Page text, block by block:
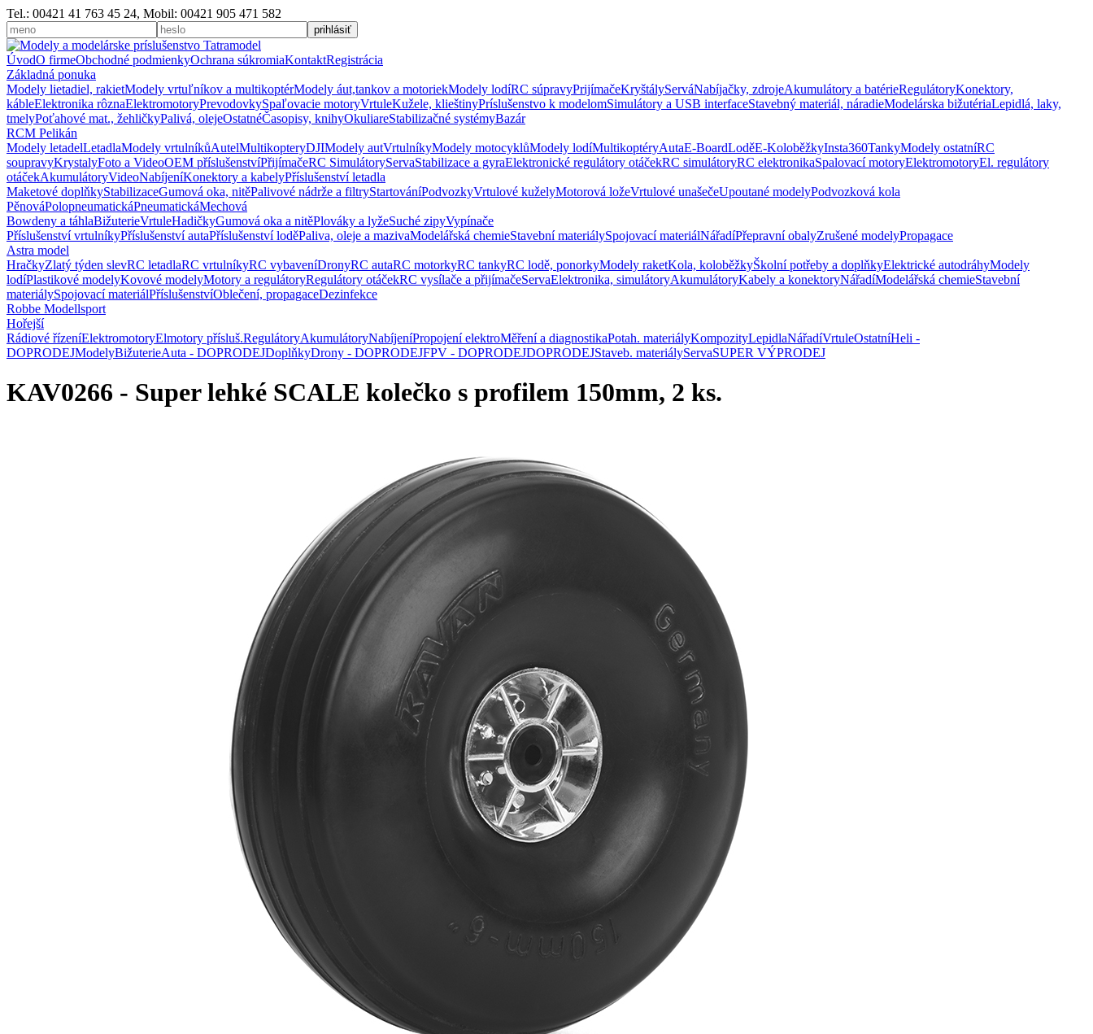
Tel.: 00421 41 763 45 24, Mobil: 00421 905 471 582
ÚvodO firmeObchodné podmienkyOchrana súkromiaKontaktRegistrácia
Základná ponuka
Modely lietadiel, rakietModely vrtuľníkov a multikoptérModely áut,tankov a motoriekModely lodíRC súpravyPrijímačeKryštályServáNabíjačky, zdrojeAkumulátory a batérieRegulátoryKonektory,
kábleElektronika rôznaElektromotoryPrevodovkySpaľovacie motoryVrtuleKužele, klieštinyPríslušenstvo k modelomSimulátory a USB interfaceStavebný materiál, náradieModelárska bižutériaLepidlá, laky,
tmelyPoťahové mat., žehličkyPalivá, olejeOstatnéČasopisy, knihyOkuliareStabilizačné systémyBazár
RCM Pelikán
Modely letadelLetadlaModely vrtulníkůAutelMultikopteryDJIModely autVrtulníkyModely motocyklůModely lodíMultikoptéryAutaE-BoardLoděE-KoloběžkyInsta360TankyModely ostatníRC
soupravyKrystalyFoto a VideoOEM příslušenstvíPřijímačeRC SimulátoryServaStabilizace a gyraElektronické regulátory otáčekRC simulátoryRC elektronikaSpalovací motoryElektromotoryEl. regulátory
otáčekAkumulátoryVideoNabíjeníKonektory a kabelyPříslušenství letadla
Maketové doplňkyStabilizaceGumová oka, nitěPalivové nádrže a filtryStartováníPodvozkyVrtulové kuželyMotorová ložeVrtulové unašečeUpoutané modelyPodvozková kola
PěnováPolopneumatickáPneumatickáMechová
Bowdeny a táhlaBižuterieVrtuleHadičkyGumová oka a nitěPlováky a lyžeSuché zipyVypínače
Příslušenství vrtulníkyPříslušenství autaPříslušenství loděPaliva, oleje a mazivaModelářská chemieStavební materiálySpojovací materiálNářadíPřepravní obalyZrušené modelyPropagace
Astra model
HračkyZlatý týden slevRC letadlaRC vrtulníkyRC vybaveníDronyRC autaRC motorkyRC tankyRC lodě, ponorkyModely raketKola, koloběžkyŠkolní potřeby a doplňkyElektrické autodráhyModely
lodíPlastikové modelyKovové modelyMotory a regulátoryRegulátory otáčekRC vysílače a přijímačeServaElektronika, simulátoryAkumulátoryKabely a konektoryNářadíModelářská chemieStavební
materiálySpojovací materiálPříslušenstvíOblečení, propagaceDezinfekce
Robbe Modellsport
Hořejší
Rádiové řízeníElektromotoryElmotory přísluš.RegulátoryAkumulátoryNabíjeníPropojení elektroMěření a diagnostikaPotah. materiályKompozityLepidlaNářadíVrtuleOstatníHeli -
DOPRODEJModelyBižuterieAuta - DOPRODEJDoplňkyDrony - DOPRODEJFPV - DOPRODEJDOPRODEJStaveb. materiályServaSUPER VÝPRODEJ
KAV0266 - Super lehké SCALE kolečko s profilem 150mm, 2 ks.